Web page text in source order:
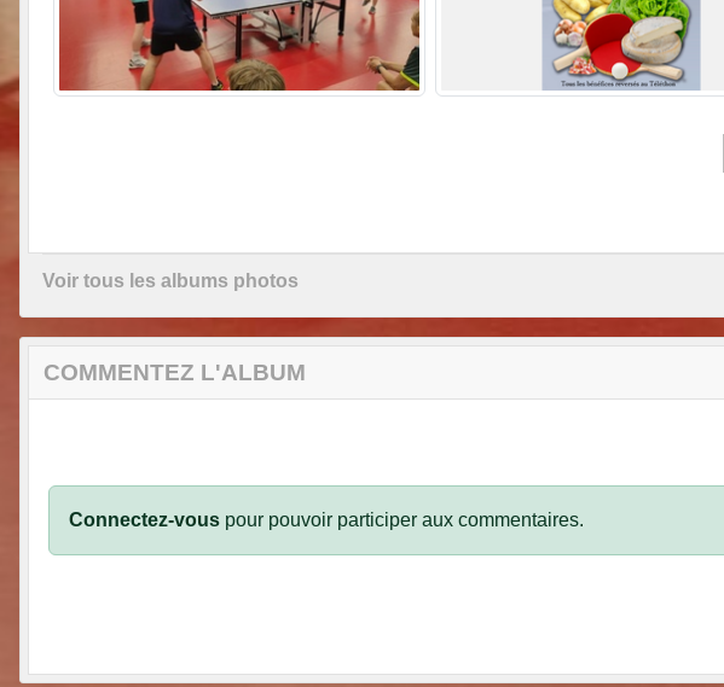
Voir tous les albums photos
COMMENTEZ L'ALBUM
Connectez-vous pour pouvoir participer aux commentaires.